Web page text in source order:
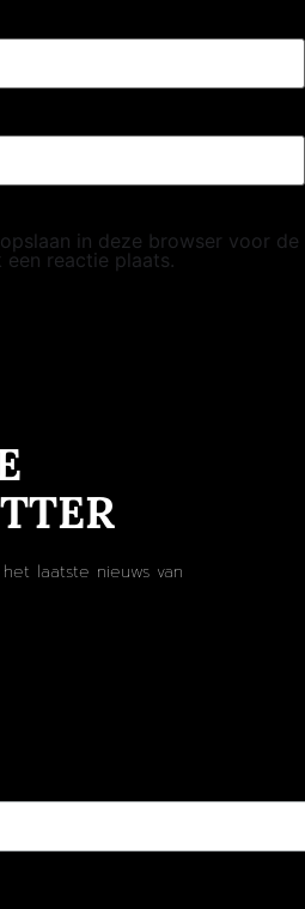
in deze browser voor de
reactie plaats.
laatste nieuws van